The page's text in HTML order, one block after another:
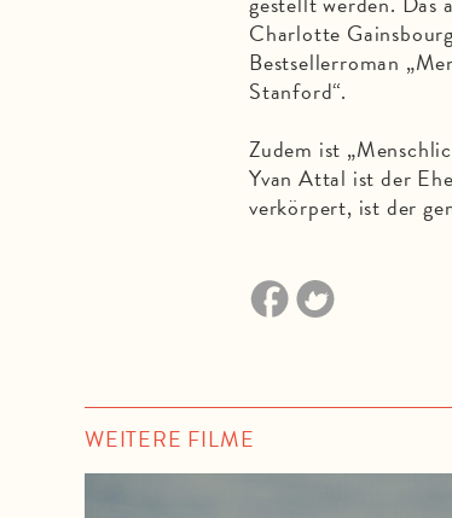
Charlotte
Bestsellerroman
Stanford“.
Zudem ist
Yvan Attal ist der
verkörpert, ist der
WEITERE FILME